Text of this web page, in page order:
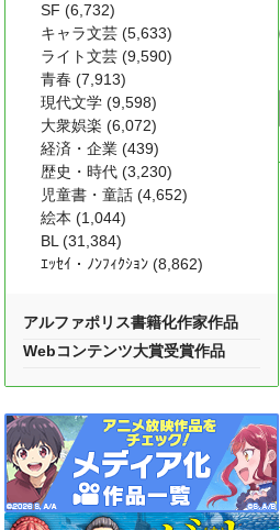
SF (6,732)
キャラ文芸 (5,633)
ライト文芸 (9,590)
青春 (7,913)
現代文学 (9,598)
大衆娯楽 (6,072)
経済・企業 (439)
歴史・時代 (3,230)
児童書・童話 (4,652)
絵本 (1,044)
BL (31,384)
ｴｯｾｲ・ﾉﾝﾌｨｸｼｮﾝ (8,862)
アルファポリス書籍化作家作品
Webコンテンツ大賞受賞作品